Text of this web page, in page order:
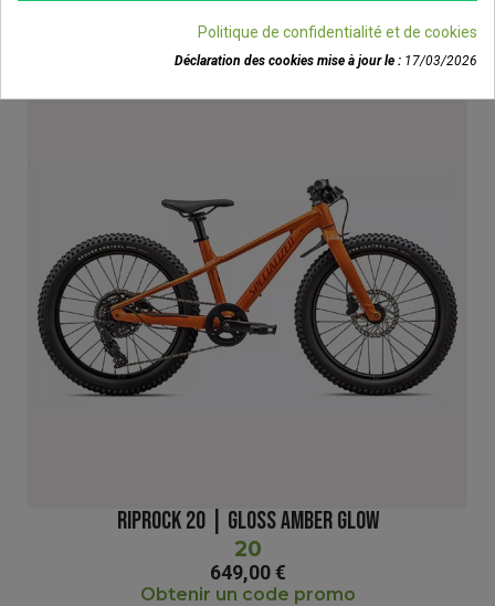
590,00 €
Obtenir un code promo
RIPROCK 20 | GLOSS AMBER GLOW
20
649,00 €
Obtenir un code promo
Politique de confidentialité et de cookies
Déclaration des cookies mise à jour le : 17/03/2026